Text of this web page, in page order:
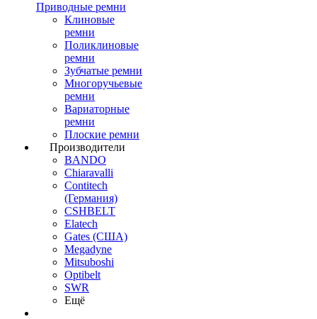
Приводные ремни
Клиновые
ремни
Поликлиновые
ремни
Зубчатые ремни
Многоручьевые
ремни
Вариаторные
ремни
Плоские ремни
Производители
BANDO
Chiaravalli
Contitech
(Германия)
CSHBELT
Elatech
Gates (США)
Megadyne
Mitsuboshi
Optibelt
SWR
Ещё